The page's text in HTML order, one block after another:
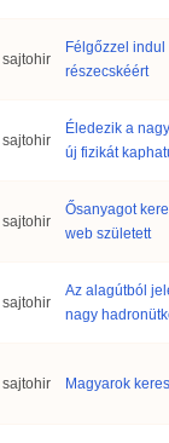
sajtohir
Félgőzzel
részecskéért
sajtohir
Éledezik a
új fizikát
sajtohir
Ősanyagot
web született
sajtohir
Az alagútból
nagy
sajtohir Magyarok